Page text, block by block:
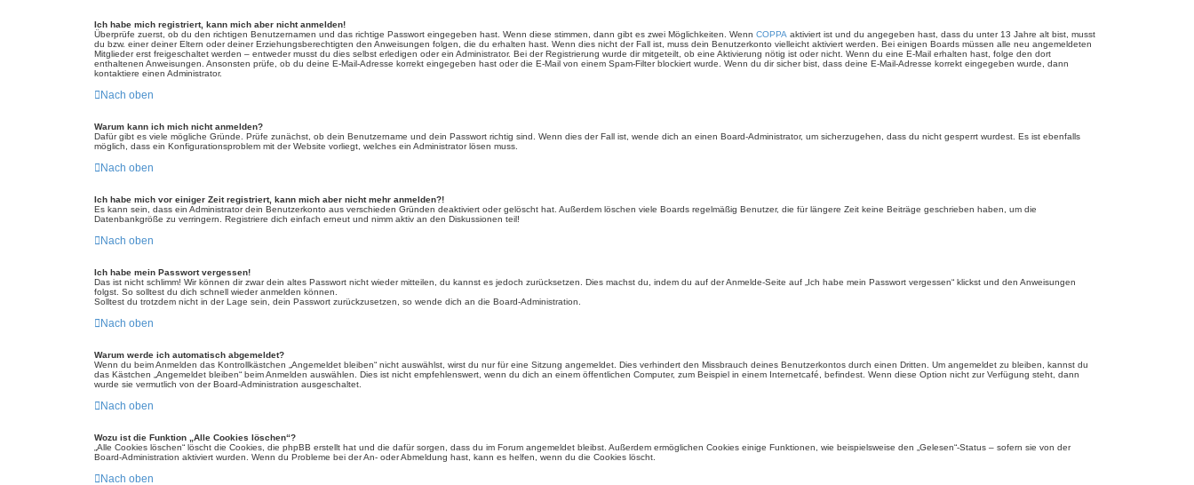
Ich habe mich registriert, kann mich aber nicht anmelden!
Überprüfe zuerst, ob du den richtigen Benutzernamen und das richtige Passwort eingegeben hast. Wenn diese stimmen, dann gibt es zwei Möglichkeiten. Wenn COPPA aktiviert ist und du angegeben hast, dass du unter 13 Jahre alt bist, musst
du bzw. einer deiner Eltern oder deiner Erziehungsberechtigten den Anweisungen folgen, die du erhalten hast. Wenn dies nicht der Fall ist, muss dein Benutzerkonto vielleicht aktiviert werden. Bei einigen Boards müssen alle neu angemeldeten
Mitglieder erst freigeschaltet werden – entweder musst du dies selbst erledigen oder ein Administrator. Bei der Registrierung wurde dir mitgeteilt, ob eine Aktivierung nötig ist oder nicht. Wenn du eine E-Mail erhalten hast, folge den dort
enthaltenen Anweisungen. Ansonsten prüfe, ob du deine E-Mail-Adresse korrekt eingegeben hast oder die E-Mail von einem Spam-Filter blockiert wurde. Wenn du dir sicher bist, dass deine E-Mail-Adresse korrekt eingegeben wurde, dann
kontaktiere einen Administrator.
Nach oben
Warum kann ich mich nicht anmelden?
Dafür gibt es viele mögliche Gründe. Prüfe zunächst, ob dein Benutzername und dein Passwort richtig sind. Wenn dies der Fall ist, wende dich an einen Board-Administrator, um sicherzugehen, dass du nicht gesperrt wurdest. Es ist ebenfalls
möglich, dass ein Konfigurationsproblem mit der Website vorliegt, welches ein Administrator lösen muss.
Nach oben
Ich habe mich vor einiger Zeit registriert, kann mich aber nicht mehr anmelden?!
Es kann sein, dass ein Administrator dein Benutzerkonto aus verschieden Gründen deaktiviert oder gelöscht hat. Außerdem löschen viele Boards regelmäßig Benutzer, die für längere Zeit keine Beiträge geschrieben haben, um die
Datenbankgröße zu verringern. Registriere dich einfach erneut und nimm aktiv an den Diskussionen teil!
Nach oben
Ich habe mein Passwort vergessen!
Das ist nicht schlimm! Wir können dir zwar dein altes Passwort nicht wieder mitteilen, du kannst es jedoch zurücksetzen. Dies machst du, indem du auf der Anmelde-Seite auf „Ich habe mein Passwort vergessen“ klickst und den Anweisungen
folgst. So solltest du dich schnell wieder anmelden können.
Solltest du trotzdem nicht in der Lage sein, dein Passwort zurückzusetzen, so wende dich an die Board-Administration.
Nach oben
Warum werde ich automatisch abgemeldet?
Wenn du beim Anmelden das Kontrollkästchen „Angemeldet bleiben“ nicht auswählst, wirst du nur für eine Sitzung angemeldet. Dies verhindert den Missbrauch deines Benutzerkontos durch einen Dritten. Um angemeldet zu bleiben, kannst du
das Kästchen „Angemeldet bleiben“ beim Anmelden auswählen. Dies ist nicht empfehlenswert, wenn du dich an einem öffentlichen Computer, zum Beispiel in einem Internetcafé, befindest. Wenn diese Option nicht zur Verfügung steht, dann
wurde sie vermutlich von der Board-Administration ausgeschaltet.
Nach oben
Wozu ist die Funktion „Alle Cookies löschen“?
„Alle Cookies löschen“ löscht die Cookies, die phpBB erstellt hat und die dafür sorgen, dass du im Forum angemeldet bleibst. Außerdem ermöglichen Cookies einige Funktionen, wie beispielsweise den „Gelesen“-Status – sofern sie von der
Board-Administration aktiviert wurden. Wenn du Probleme bei der An- oder Abmeldung hast, kann es helfen, wenn du die Cookies löscht.
Nach oben